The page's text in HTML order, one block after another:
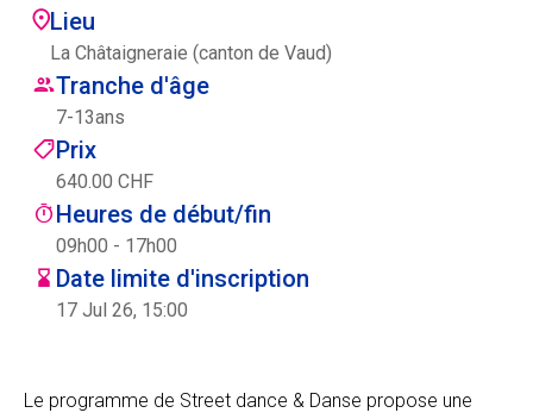
Centre des arts
Institute
Contact
Panier
Lieu
La Châtaigneraie (canton de Vaud)
Tranche d'âge
7-13ans
Prix
640.00 CHF
Heures de début/fin
09h00 - 17h00
Date limite d'inscription
17 Jul 26, 15:00
Le programme de Street dance & Danse propose une